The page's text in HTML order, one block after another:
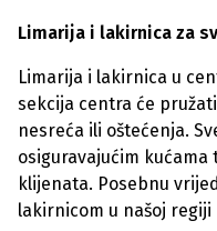
Limarija i lakirnica za
Limarija i lakirnica u
sekcija centra će
nesreća ili oštećenja.
osiguravajućim
klijenata. Posebnu
lakirnicom u našoj